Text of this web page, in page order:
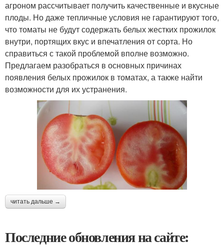
агроном рассчитывает получить качественные и вкусные
плоды. Но даже тепличные условия не гарантируют того,
что томаты не будут содержать белых жестких прожилок
внутри, портящих вкус и впечатления от сорта. Но
справиться с такой проблемой вполне возможно.
Предлагаем разобраться в основных причинах
появления белых прожилок в томатах, а также найти
возможности для их устранения.
читать дальше →
Последние обновления на сайте: